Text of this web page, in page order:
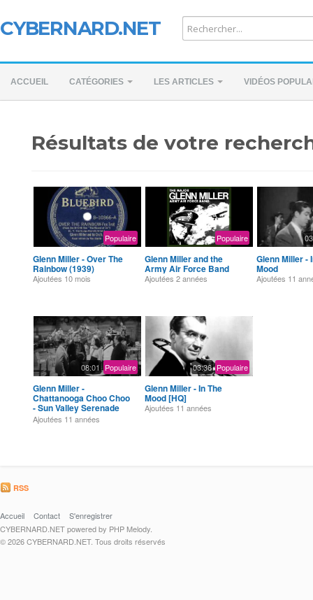
CYBERNARD.NET
ACCUEIL CATÉGORIES LES ARTICLES VIDÉOS
Résultats de votre
Populaire
Glenn Miller - Over The
Rainbow (1939)
Ajoutées 10 mois
Populaire
Glenn Miller and the
Army Air Force Band
Ajoutées 2 années
Glenn Miller -
Mood
Ajoutées 11
08:01 Populaire
Glenn Miller -
Chattanooga Choo Choo
- Sun Valley Serenade
(1941) HQ
Ajoutées 11 années
03:36 Populaire
Glenn Miller - In The
Mood [HQ]
Ajoutées 11 années
RSS
Accueil Contact
S'enregistrer
CYBERNARD.NET powered by PHP Melody.
© 2026 CYBERNARD.NET. Tous droits réservés